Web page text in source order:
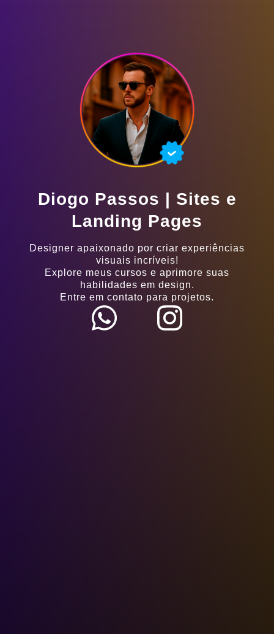
Diogo Passos | Sites e
Landing Pages
Designer apaixonado por criar experiências
visuais incríveis!
Explore meus cursos e aprimore suas
habilidades em design.
Entre em contato para projetos.